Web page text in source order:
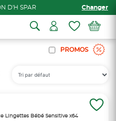
D'H SPAR Changer
PROMOS
Lingettes Bébé Sensitive x64